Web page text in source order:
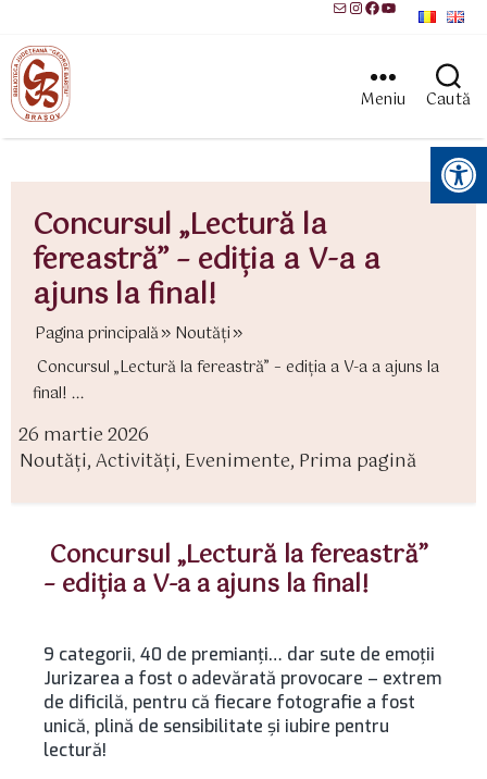
MailInstagram
Facebook
YouTube
Meniu Caută
Instrumente pentru accesibilitate
Concursul „Lectură la
fereastră” – ediția a V-a a
ajuns la final!
Pagina principală
Noutăți
Concursul „Lectură la fereastră” – ediția a V-a a ajuns la
final! ...
26 martie 2026
Noutăți,Activităţi, Evenimente, Prima pagină
Concursul „Lectură la fereastră”
– ediția a V-a a ajuns la final!
9 categorii, 40 de premianți… dar sute de emoții
Jurizarea a fost o adevărată provocare – extrem
de dificilă, pentru că fiecare fotografie a fost
unică, plină de sensibilitate și iubire pentru
lectură!